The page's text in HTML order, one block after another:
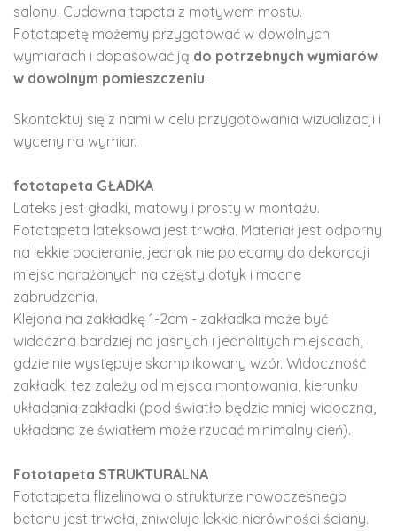
salonu. Cudowna tapeta z motywem mostu.
Fototapetę możemy przygotować w dowolnych
wymiarach i dopasować ją do potrzebnych wymiarów
w dowolnym pomieszczeniu.
Skontaktuj się z nami w celu przygotowania wizualizacji i
wyceny na wymiar.
fototapeta GŁADKA
Lateks jest gładki, matowy i prosty w montażu.
Fototapeta lateksowa jest trwała. Materiał jest odporny
na lekkie pocieranie, jednak nie polecamy do dekoracji
miejsc narażonych na częsty dotyk i mocne
zabrudzenia.
Klejona na zakładkę 1-2cm - zakładka może być
widoczna bardziej na jasnych i jednolitych miejscach,
gdzie nie występuje skomplikowany wzór. Widoczność
zakładki tez zależy od miejsca montowania, kierunku
układania zakładki (pod światło będzie mniej widoczna,
układana ze światłem może rzucać minimalny cień).
Fototapeta STRUKTURALNA
Fototapeta flizelinowa o strukturze nowoczesnego
betonu jest trwała, zniweluje lekkie nierówności ściany.